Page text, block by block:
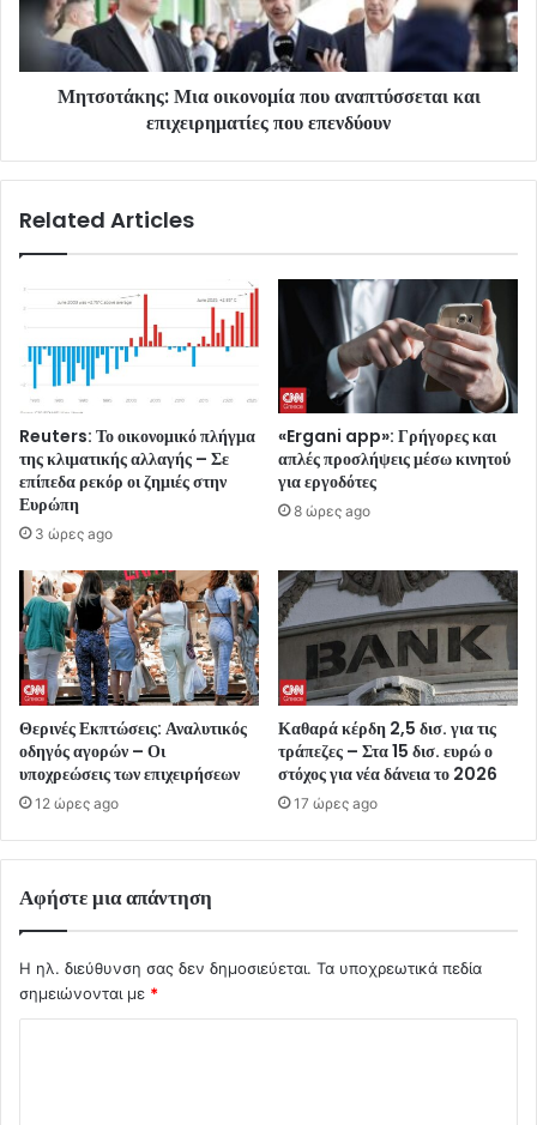
Μητσοτάκης: Μια οικονομία που αναπτύσσεται και
επιχειρηματίες που επενδύουν
Related Articles
Reuters: Το οικονομικό πλήγμα
της κλιματικής αλλαγής – Σε
επίπεδα ρεκόρ οι ζημιές στην
Ευρώπη
3 ώρες ago
«Ergani app»: Γρήγορες και
απλές προσλήψεις μέσω κινητού
για εργοδότες
8 ώρες ago
Θερινές Εκπτώσεις: Αναλυτικός
οδηγός αγορών – Οι
υποχρεώσεις των επιχειρήσεων
12 ώρες ago
Καθαρά κέρδη 2,5 δισ. για τις
τράπεζες – Στα 15 δισ. ευρώ ο
στόχος για νέα δάνεια το 2026
17 ώρες ago
Αφήστε μια απάντηση
Η ηλ. διεύθυνση σας δεν δημοσιεύεται. Τα υποχρεωτικά πεδία
σημειώνονται με *